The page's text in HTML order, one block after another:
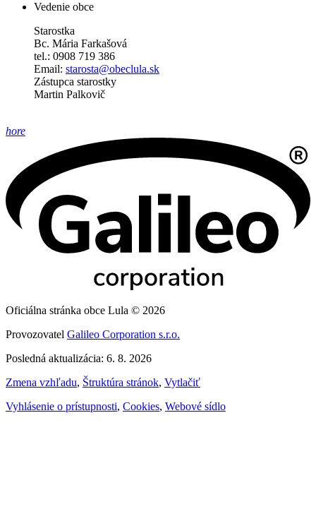
Vedenie obce
Starostka
Bc. Mária Farkašová
tel.: 0908 719 386
Email: starosta@obeclula.sk
Zástupca starostky
Martin Palkovič
hore
Oficiálna stránka obce Lula © 2026
Provozovatel Galileo Corporation s.r.o.
Posledná aktualizácia: 6. 8. 2026
Zmena vzhľadu, Štruktúra stránok, Vytlačiť
Vyhlásenie o prístupnosti, Cookies, Webové sídlo